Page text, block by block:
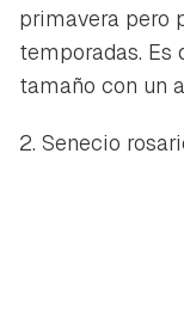
primavera pero
temporadas. Es
tamaño con un
2. Senecio